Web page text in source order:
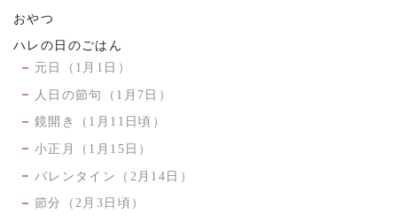
おやつ
ハレの日のごはん
元日（1月1日）
人日の節句（1月7日）
鏡開き（1月11日頃）
小正月（1月15日）
バレンタイン（2月14日）
節分（2月3日頃）